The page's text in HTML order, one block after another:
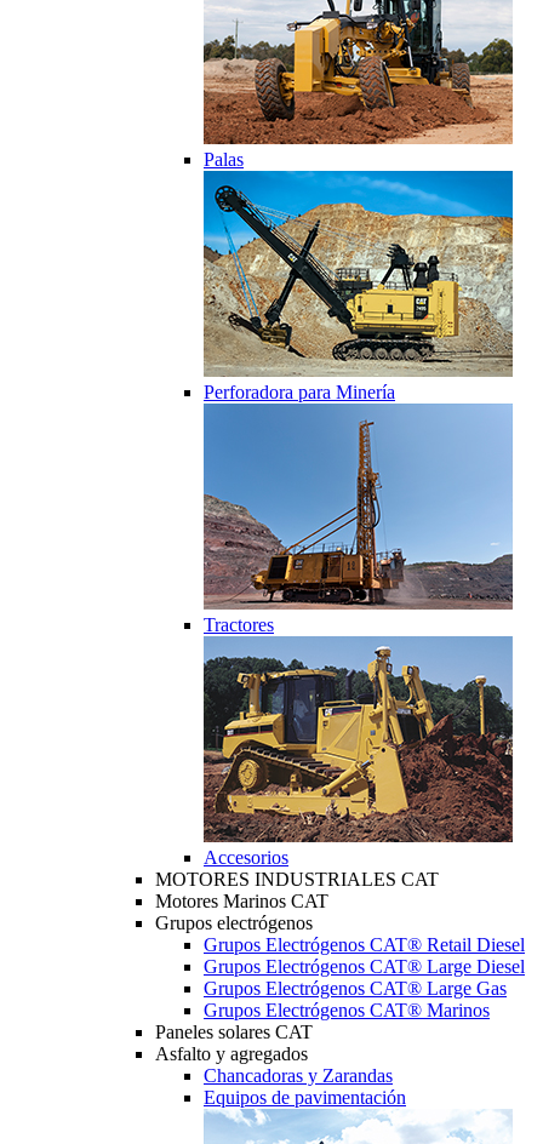
Palas
Perforadora para Minería
Tractores
Accesorios
MOTORES INDUSTRIALES CAT
Motores Marinos CAT
Grupos electrógenos
Grupos Electrógenos CAT® Retail Diesel
Grupos Electrógenos CAT® Large Diesel
Grupos Electrógenos CAT® Large Gas
Grupos Electrógenos CAT® Marinos
Paneles solares CAT
Asfalto y agregados
Chancadoras y Zarandas
Equipos de pavimentación